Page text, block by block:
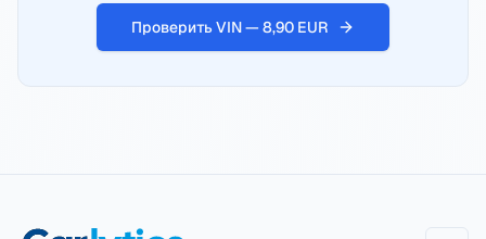
Проверить VIN — 8,90 EUR